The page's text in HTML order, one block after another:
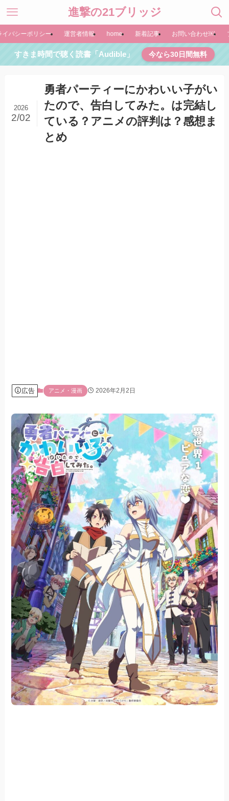
進撃の21ブリッジ
イバシーポリシー 運営者情報 home 新着記事 お問い合わせ￼
すきま時間で聴く読書「Audible」 今なら30日間無料
勇者パーティーにかわいい子がい
たので、告白してみた。は完結し
ている？アニメの評判は？感想ま
とめ
2026
2/02
広告 アニメ・漫画 2026年2月2日